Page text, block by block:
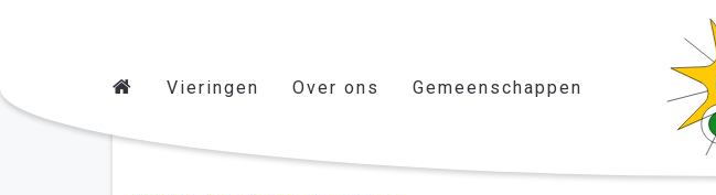
Vieringen Over ons Gemeenschappen
Op de Hoogte november-december 2023